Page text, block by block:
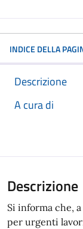
INDICE DELLA
Descrizione
A cura di
Descrizione
Si informa che,
per urgenti